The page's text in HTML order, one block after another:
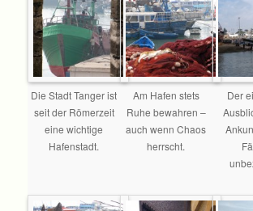
Die Stadt Tanger ist
seit der Römerzeit
eine wichtige
Hafenstadt.
Am Hafen stets
Ruhe bewahren –
auch wenn Chaos
herrscht.
Der